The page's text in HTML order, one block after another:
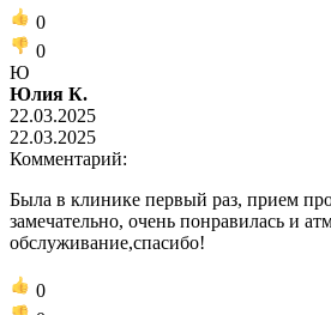
0
0
Ю
Юлия К.
22.03.2025
22.03.2025
Комментарий:
Была в клинике первый раз, прием
замечательно, очень понравилась и
обслуживание,спасибо!
0